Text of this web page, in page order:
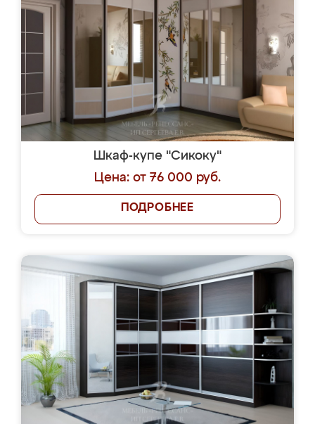
Шкаф-купе "Сикоку"
Цена: от 76 000 руб.
ПОДРОБНЕЕ